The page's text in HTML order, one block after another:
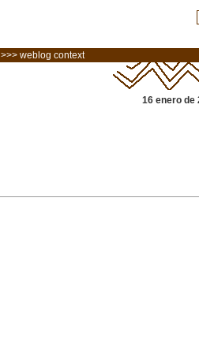
>>> weblog context
16 enero de